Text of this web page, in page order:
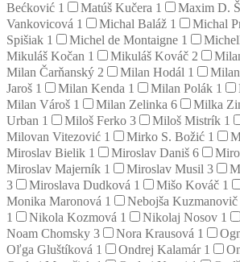
Bećković 1 Matúš Kučera 1 Maxim D.
Vankovicová 1 Michal Baláž 1 Michal
Spišiak 1 Michel de Montaigne 1
Mikuláš Kočan 1 Mikuláš Kováč 2
Milan Čarňanský 2 Milan Hodál 1
Jaroš 1 Milan Kenda 1 Milan Polák 1
Milan Vároš 1 Milan Zelinka 6 Milka
Urban 1 Miloš Ferko 3 Miloš Mistrík 1
Milovan Vitezović 1 Mirko S. Božić 1
Miroslav Bielik 1 Miroslav Daniš 6
Miroslav Majerník 1 Miroslav Musil 3
3
Miroslava Dudková 1 Mišo Kováč 1
Monika Maronová 1 Nebojša Kuzmanovič
1
Nikola Kozmová 1 Nikolaj Nosov 1
Noam Chomsky 3 Nora Krausová 1
Oľga Gluštíková 1 Ondrej Kalamár 1